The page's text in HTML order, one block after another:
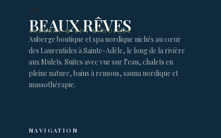
BEAUX RÊVES
AUBERGE & SPA NORDIQUE
Auberge boutique et spa nordique nichés au cœur
des Laurentides à Sainte-Adèle, le long de la rivière
aux Mulets. Suites avec vue sur l’eau, chalets en
pleine nature, bains à remous, sauna nordique et
massothérapie.
NAVIGATION